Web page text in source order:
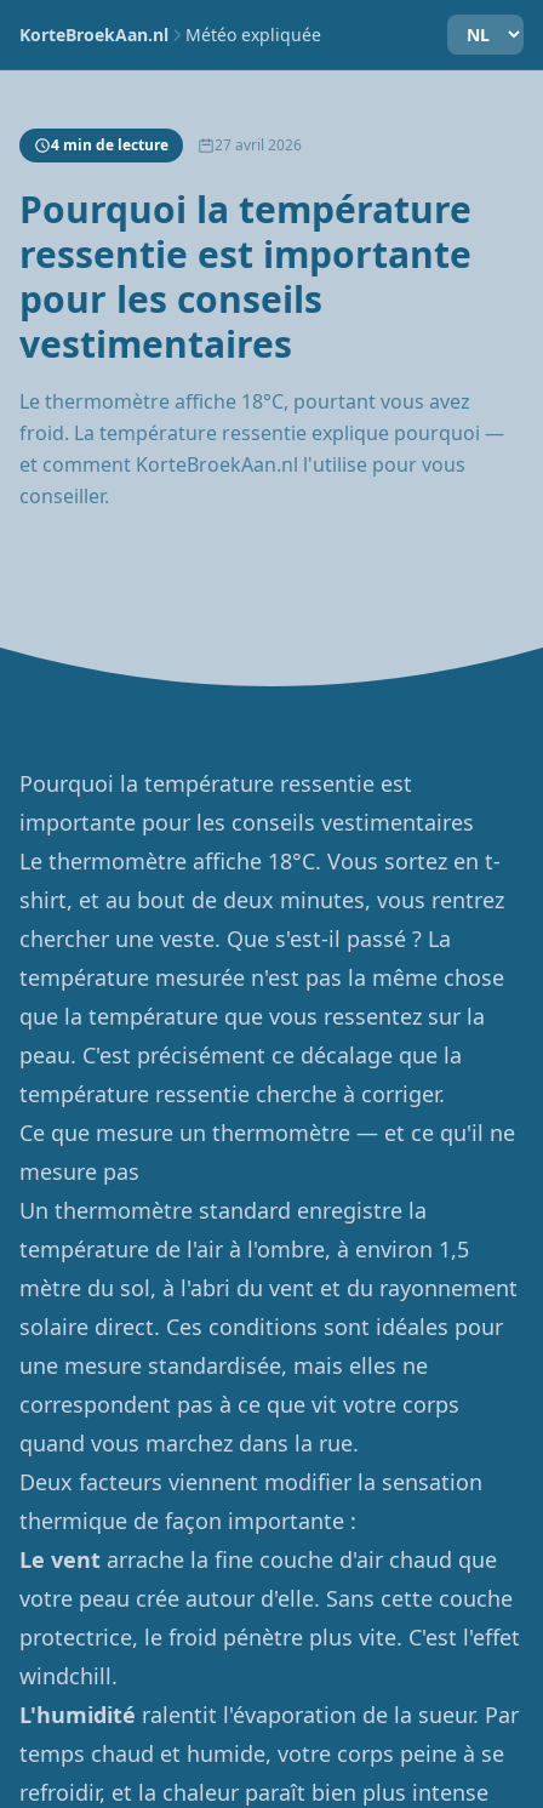
KorteBroekAan.nl Météo expliquée
4 min de lecture 27 avril 2026
Pourquoi la température
ressentie est importante
pour les conseils
vestimentaires
Le thermomètre affiche 18°C, pourtant vous avez
froid. La température ressentie explique pourquoi —
et comment KorteBroekAan.nl l'utilise pour vous
conseiller.
Pourquoi la température ressentie est
importante pour les conseils vestimentaires
Le thermomètre affiche 18°C. Vous sortez en t-
shirt, et au bout de deux minutes, vous rentrez
chercher une veste. Que s'est-il passé ? La
température mesurée n'est pas la même chose
que la température que vous ressentez sur la
peau. C'est précisément ce décalage que la
température ressentie cherche à corriger.
Ce que mesure un thermomètre — et ce qu'il ne
mesure pas
Un thermomètre standard enregistre la
température de l'air à l'ombre, à environ 1,5
mètre du sol, à l'abri du vent et du rayonnement
solaire direct. Ces conditions sont idéales pour
une mesure standardisée, mais elles ne
correspondent pas à ce que vit votre corps
quand vous marchez dans la rue.
Deux facteurs viennent modifier la sensation
thermique de façon importante :
Le vent arrache la fine couche d'air chaud que
votre peau crée autour d'elle. Sans cette couche
protectrice, le froid pénètre plus vite. C'est l'effet
windchill.
L'humidité ralentit l'évaporation de la sueur. Par
temps chaud et humide, votre corps peine à se
refroidir, et la chaleur paraît bien plus intense